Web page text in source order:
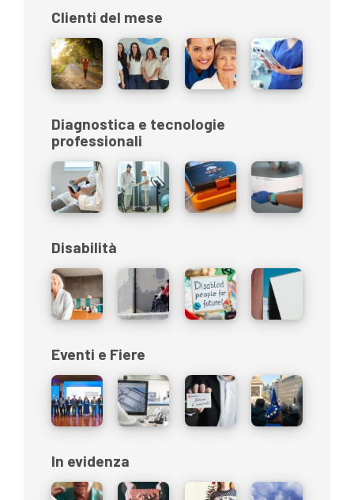
Clienti del mese
Diagnostica e tecnologie
professionali
Disabilità
Eventi e Fiere
In evidenza